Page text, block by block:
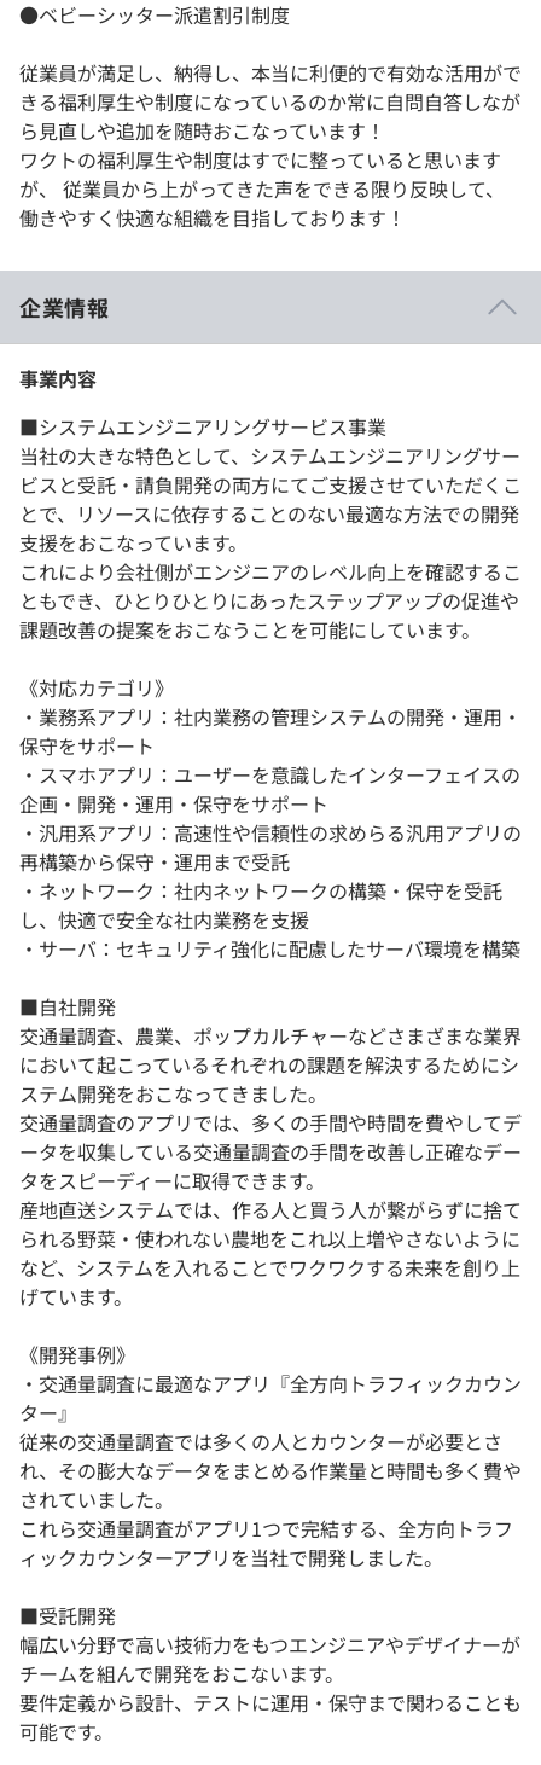
●ベビーシッター派遣割引制度
従業員が満足し、納得し、本当に利便的で有効な活用がで
きる福利厚生や制度になっているのか常に自問自答しなが
ら見直しや追加を随時おこなっています！
ワクトの福利厚生や制度はすでに整っていると思います
が、 従業員から上がってきた声をできる限り反映して、
働きやすく快適な組織を目指しております！
企業情報
事業内容
■システムエンジニアリングサービス事業
当社の大きな特色として、システムエンジニアリングサー
ビスと受託・請負開発の両方にてご支援させていただくこ
とで、リソースに依存することのない最適な方法での開発
支援をおこなっています。
これにより会社側がエンジニアのレベル向上を確認するこ
ともでき、ひとりひとりにあったステップアップの促進や
課題改善の提案をおこなうことを可能にしています。
《対応カテゴリ》
・業務系アプリ：社内業務の管理システムの開発・運用・
保守をサポート
・スマホアプリ：ユーザーを意識したインターフェイスの
企画・開発・運用・保守をサポート
・汎用系アプリ：高速性や信頼性の求めらる汎用アプリの
再構築から保守・運用まで受託
・ネットワーク：社内ネットワークの構築・保守を受託
し、快適で安全な社内業務を支援
・サーバ：セキュリティ強化に配慮したサーバ環境を構築
■自社開発
交通量調査、農業、ポップカルチャーなどさまざまな業界
において起こっているそれぞれの課題を解決するためにシ
ステム開発をおこなってきました。
交通量調査のアプリでは、多くの手間や時間を費やしてデ
ータを収集している交通量調査の手間を改善し正確なデー
タをスピーディーに取得できます。
産地直送システムでは、作る人と買う人が繋がらずに捨て
られる野菜・使われない農地をこれ以上増やさないように
など、システムを入れることでワクワクする未来を創り上
げています。
《開発事例》
・交通量調査に最適なアプリ『全方向トラフィックカウン
ター』
従来の交通量調査では多くの人とカウンターが必要とさ
れ、その膨大なデータをまとめる作業量と時間も多く費や
されていました。
これら交通量調査がアプリ1つで完結する、全方向トラフ
ィックカウンターアプリを当社で開発しました。
■受託開発
幅広い分野で高い技術力をもつエンジニアやデザイナーが
チームを組んで開発をおこないます。
要件定義から設計、テストに運用・保守まで関わることも
可能です。